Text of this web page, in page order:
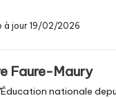
à jour 19/02/2026
Faure-Maury
nationale